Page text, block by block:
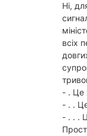
Ні,
всіх
- . Це
- . .
- . . .